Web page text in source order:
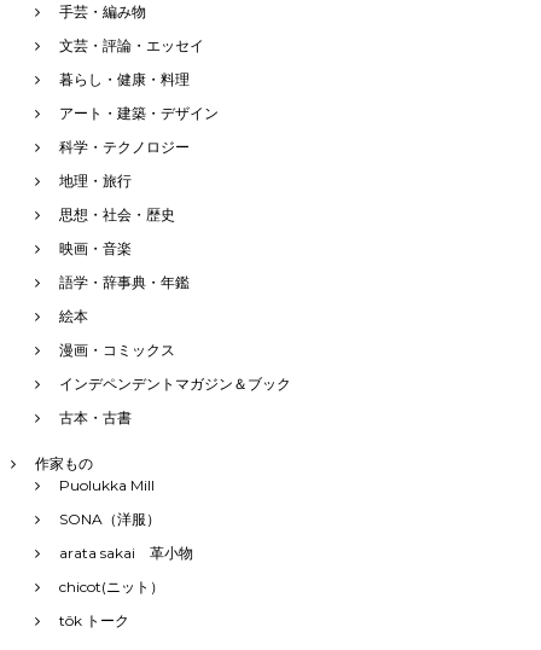
手芸・編み物
文芸・評論・エッセイ
暮らし・健康・料理
アート・建築・デザイン
科学・テクノロジー
地理・旅行
思想・社会・歴史
映画・音楽
語学・辞事典・年鑑
絵本
漫画・コミックス
インデペンデントマガジン＆ブック
古本・古書
作家もの
Puolukka Mill
SONA（洋服）
arata sakai 革小物
chicot(ニット）
tôk トーク